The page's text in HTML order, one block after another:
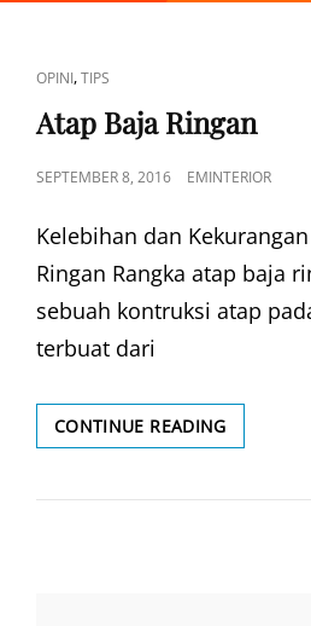
CAT
LINKS
OPINI,TIPS
Atap Baja Ringan
POSTED
SEPTEMBER 8, 2016 EMINTERIOR
Kelebihan dan
Ringan Rangka atap baja
sebuah kontruksi atap
terbuat dari
CONTINUE READINGATAP
BAJA